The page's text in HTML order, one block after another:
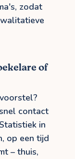
zodat
of
contact
in
op een tijd
– thuis,